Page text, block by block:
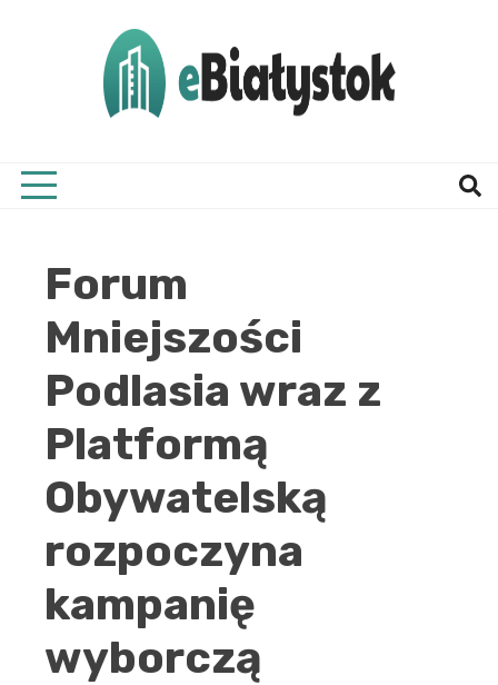
Forum
Mniejszości
Podlasia wraz z
Platformą
Obywatelską
rozpoczyna
kampanię
wyborczą